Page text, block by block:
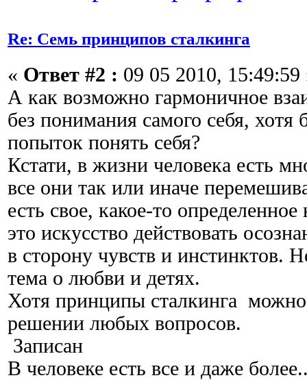
Re: Семь принципов сталкинга
« Ответ #2 : 09 05 2010, 15:49:59
А как возможно гармоничное
без понимания самого себя, хотя
попыток понять себя?
Кстати, в жизни человека есть
все они так или иначе
есть свое, какое-то
это искусство действовать
в сторону чувств и инстинктов.
тема о любви и детях.
Хотя принципы сталкинга можно
решении любых вопросов.
Записан
В человеке есть все и даже